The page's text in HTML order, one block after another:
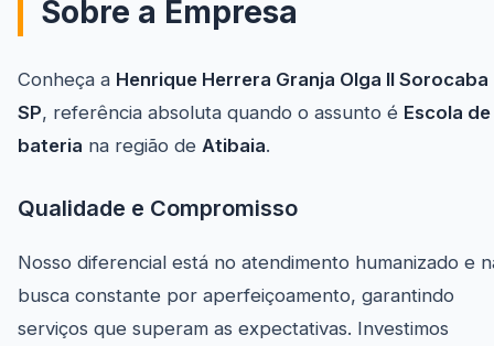
Sobre a Empresa
Conheça a Henrique Herrera Granja Olga II Sorocaba
SP, referência absoluta quando o assunto é Escola de
bateria na região de Atibaia.
Qualidade e Compromisso
Nosso diferencial está no atendimento humanizado e
busca constante por aperfeiçoamento, garantindo
serviços que superam as expectativas. Investimos